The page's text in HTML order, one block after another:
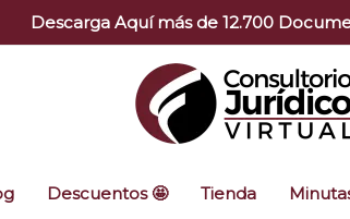
Descarga Aquí más de 12.700
Descuentos 🤩 Tienda